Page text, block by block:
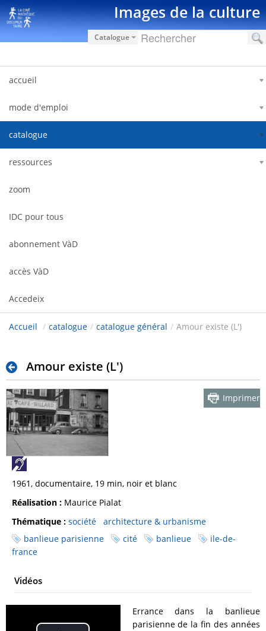
Salta al contigut Images de la culture
Catalogue
accueil
mode d'emploi
catalogue
ressources
zoom
IDC pour tous
abonnement VàD
accès VàD
Accedeix
Accueil / catalogue / catalogue général / Amour existe (L')
Amour existe (L')
Imprimer
1961, documentaire, 19 min, noir et blanc
Réalisation : Maurice Pialat
Thématique : société
architecture & urbanisme
banlieue parisienne
cité banlieue
ile-de-
france
Vidéos
Errance dans la banlieue
parisienne de la fin des années